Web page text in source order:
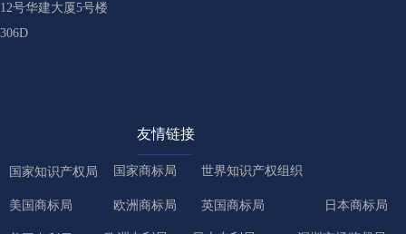
12号华建大厦5号楼
306D
友情链接
国家知识产权局 国家商标局 世界知识产权组织
美国商标局 欧洲商标局 英国商标局 日本商标局